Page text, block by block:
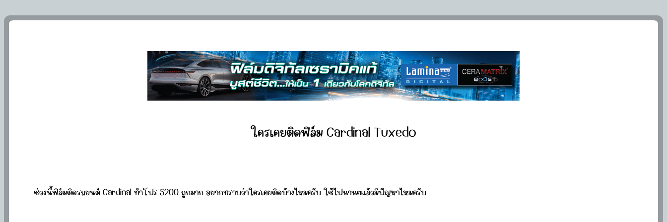
ใครเคยติดฟิล์ม Cardinal Tuxedo
ช่วงนี้ฟิล์มติดรถยนต์ Cardinal ทำโปร 5200 ถูกมาก อยากทราบว่าใครเคยติดบ้างไหมครับ ใช้ไปนานๆแล้วมีปัญหาไหมครับ